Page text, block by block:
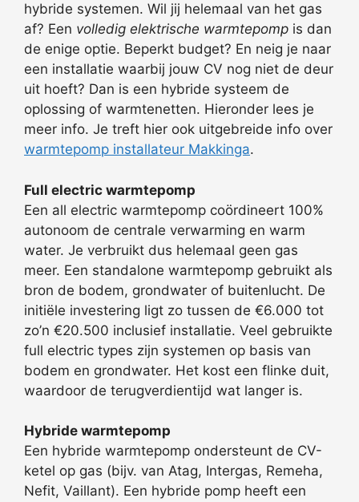
hybride systemen. Wil jij helemaal van het gas
af? Een volledig elektrische warmtepomp is dan
de enige optie. Beperkt budget? En neig je naar
een installatie waarbij jouw CV nog niet de deur
uit hoeft? Dan is een hybride systeem de
oplossing of warmtenetten. Hieronder lees je
meer info. Je treft hier ook uitgebreide info over
warmtepomp installateur Makkinga.
Full electric warmtepomp
Een all electric warmtepomp coördineert 100%
autonoom de centrale verwarming en warm
water. Je verbruikt dus helemaal geen gas
meer. Een standalone warmtepomp gebruikt als
bron de bodem, grondwater of buitenlucht. De
initiële investering ligt zo tussen de €6.000 tot
zo’n €20.500 inclusief installatie. Veel gebruikte
full electric types zijn systemen op basis van
bodem en grondwater. Het kost een flinke duit,
waardoor de terugverdientijd wat langer is.
Hybride warmtepomp
Een hybride warmtepomp ondersteunt de CV-
ketel op gas (bijv. van Atag, Intergas, Remeha,
Nefit, Vaillant). Een hybride pomp heeft een